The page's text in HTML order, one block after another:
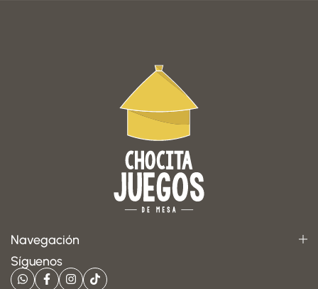
Navegación
Síguenos